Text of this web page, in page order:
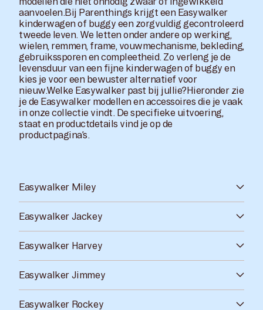
aanvoelen.Bij Parenthings krijgt een Easywalker
kinderwagen of buggy een zorgvuldig gecontroleerd
tweede leven. We letten onder andere op werking,
wielen, remmen, frame, vouwmechanisme, bekleding,
gebruikssporen en compleetheid. Zo verleng je de
levensduur van een fijne kinderwagen of buggy en
kies je voor een bewuster alternatief voor
nieuw.Welke Easywalker past bij jullie?Hieronder zie
je de Easywalker modellen en accessoires die je vaak
in onze collectie vindt. De specifieke uitvoering,
staat en productdetails vind je op de
productpagina’s.
Easywalker Miley
Easywalker Jackey
Easywalker Harvey
Easywalker Jimmey
Easywalker Rockey